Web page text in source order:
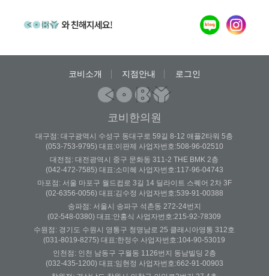
코비소개 지점안내 로그인
코비한의원
대구점: 대구광역시 수성구 동대구로 59길 8-12 애플2타워 5층
(053-753-9795) 대표:이판제 사업자번호:508-96-02510
대전점: 대전광역시 중구 문화동 311-2 THE BMK 2층
(042-472-7585) 대표:소미혜 사업자번호:117-96-04743
마포점: 서울 마포구 월드컵로 3길 14 딜라이트 스퀘어 2차 3F
(02-6356-0056) 대표:김수정 사업자번호:539-91-00388
송파점: 서울시 송파구 석촌동 272-24번지
(02-548-0380) 대표:안홍식 사업자번호:215-92-78309
수원점: 경기도 수원시 영통구 청명남로 25 클래시아영통 312호
(031-8019-8275) 대표:한정수 사업자번호:104-90-53019
인천점: 인천 남동구 구월동 1126번지 동남빌딩 2층
(032-435-1200) 대표:임현정 사업자번호:662-91-00903